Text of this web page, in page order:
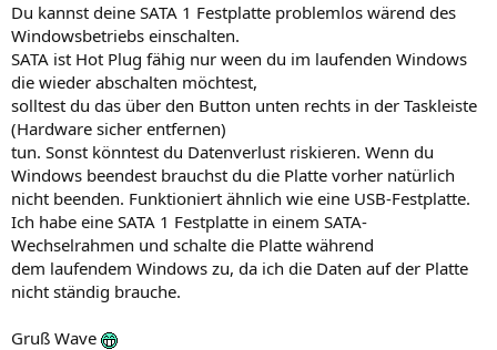
Du kannst deine SATA 1 Festplatte problemlos wärend des
Windowsbetriebs einschalten.
SATA ist Hot Plug fähig nur ween du im laufenden Windows
die wieder abschalten möchtest,
solltest du das über den Button unten rechts in der Taskleiste
(Hardware sicher entfernen)
tun. Sonst könntest du Datenverlust riskieren. Wenn du
Windows beendest brauchst du die Platte vorher natürlich
nicht beenden. Funktioniert ähnlich wie eine USB-Festplatte.
Ich habe eine SATA 1 Festplatte in einem SATA-
Wechselrahmen und schalte die Platte während
dem laufendem Windows zu, da ich die Daten auf der Platte
nicht ständig brauche.
Gruß Wave